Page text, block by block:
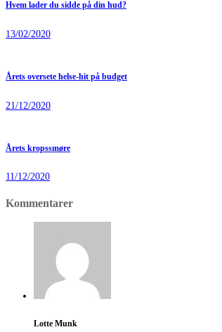
Hvem lader du sidde på din hud?
13/02/2020
Årets oversete helse-hit på budget
21/12/2020
Årets kropssmøre
11/12/2020
Kommentarer
Lotte Munk